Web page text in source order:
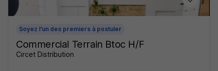
Soyez l'un des premiers à postuler
Commercial Terrain Btoc H/F
Circet Distribution